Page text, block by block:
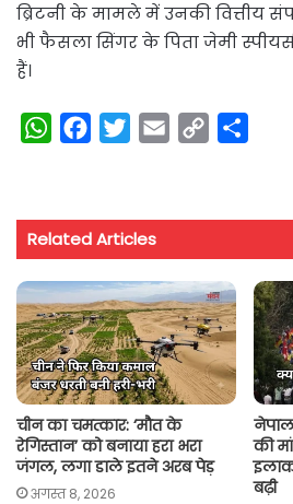
ब्रिटनी के मामले में उनकी वित्तीय
भी फैसला सिंगर के पिता जेमी
हैं।
W
t
s
A
p
p
e
b
o
o
k
t
t
e
r
i
y
i
n
k
r
Related Articles
चीन का चमत्कार: ‘मौत के
रेगिस्तान’ को बनाया हरा भरा
जंगल, लगा डाले इतने अरब पेड़
अगस्त 8, 2026
नेपाल
की
बढ़ी